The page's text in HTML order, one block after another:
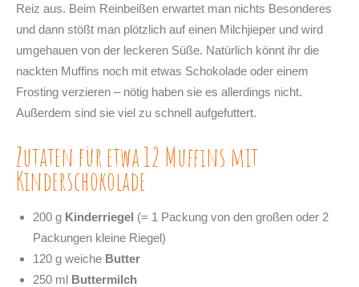
Reiz aus. Beim Reinbeißen erwartet man nichts Besonderes
und dann stößt man plötzlich auf einen Milchjieper und wird
umgehauen von der leckeren Süße. Natürlich könnt ihr die
nackten Muffins noch mit etwas Schokolade oder einem
Frosting verzieren – nötig haben sie es allerdings nicht.
Außerdem sind sie viel zu schnell aufgefuttert.
Zutaten für etwa 12 Muffins mit
Kinderschokolade
200 g Kinderriegel (= 1 Packung von den großen oder 2
Packungen kleine Riegel)
120 g weiche Butter
250 ml Buttermilch